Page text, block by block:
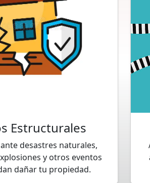
Estructurales
desastres naturales,
y otros eventos
dañar tu propiedad.